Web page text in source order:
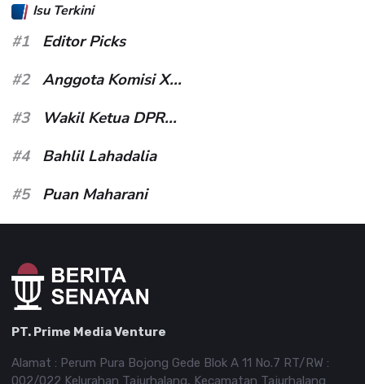
Isu Terkini
#1
Editor Picks
#2
Anggota Komisi X...
#3
Wakil Ketua DPR...
#4
Bahlil Lahadalia
#5
Puan Maharani
PT. Prime Media Venture
Alamat : Perum Pura Bojong Gede Blok A 11 No.7 RT/RW :
002/022 Kelurahan Tajurhalang, Kecamatan Tajurhalang